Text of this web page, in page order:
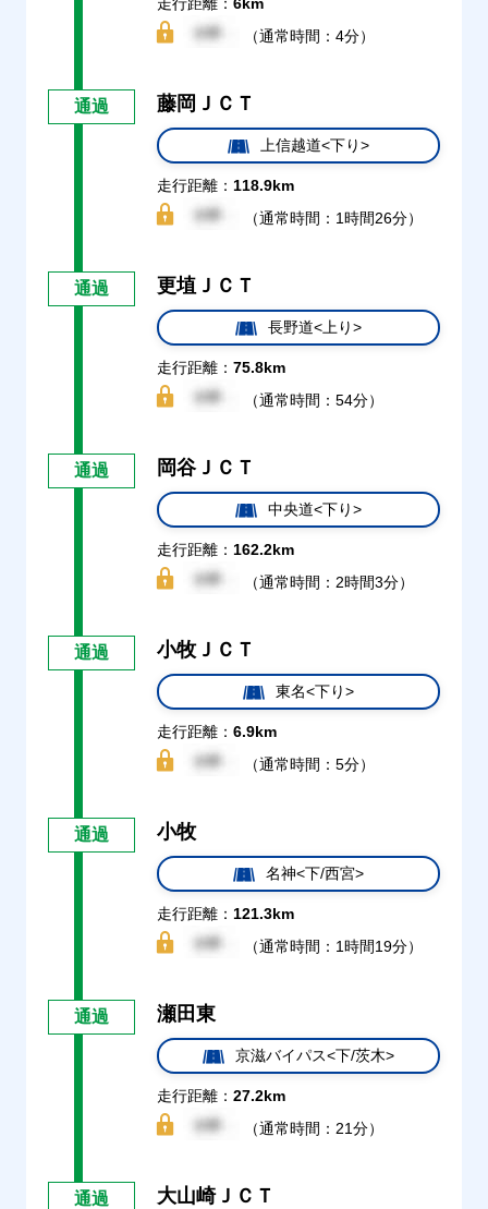
（通常時間：4分）
通過 藤岡ＪＣＴ
上信越道<下り>
走行距離： 118.9km
（通常時間：1時間26分）
通過 更埴ＪＣＴ
長野道<上り>
走行距離： 75.8km
（通常時間：54分）
通過 岡谷ＪＣＴ
中央道<下り>
走行距離： 162.2km
（通常時間：2時間3分）
通過 小牧ＪＣＴ
東名<下り>
走行距離： 6.9km
（通常時間：5分）
通過 小牧
名神<下/西宮>
走行距離： 121.3km
（通常時間：1時間19分）
通過 瀬田東
京滋バイパス<下/茨木>
走行距離： 27.2km
（通常時間：21分）
通過 大山崎ＪＣＴ